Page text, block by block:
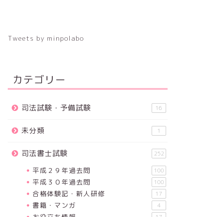
Tweets by minpolabo
カテゴリー
司法試験・予備試験 16
未分類 1
司法書士試験 252
平成２９年過去問 100
平成３０年過去問 100
合格体験記・新人研修 17
書籍・マンガ 4